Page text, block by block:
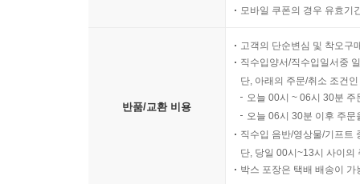
모바일 쿠폰의 경우 유효기
반품/교환 비용
고객의 단순변심 및 착오구
직수입양서/직수입일서중
단, 아래의 주문/취소 조건
오늘 00시 ~ 06시 30분
오늘 06시 30분 이후 주
직수입 음반/영상물/기프트
단, 당일 00시~13시 사이의
박스 포장은 택배 배송이